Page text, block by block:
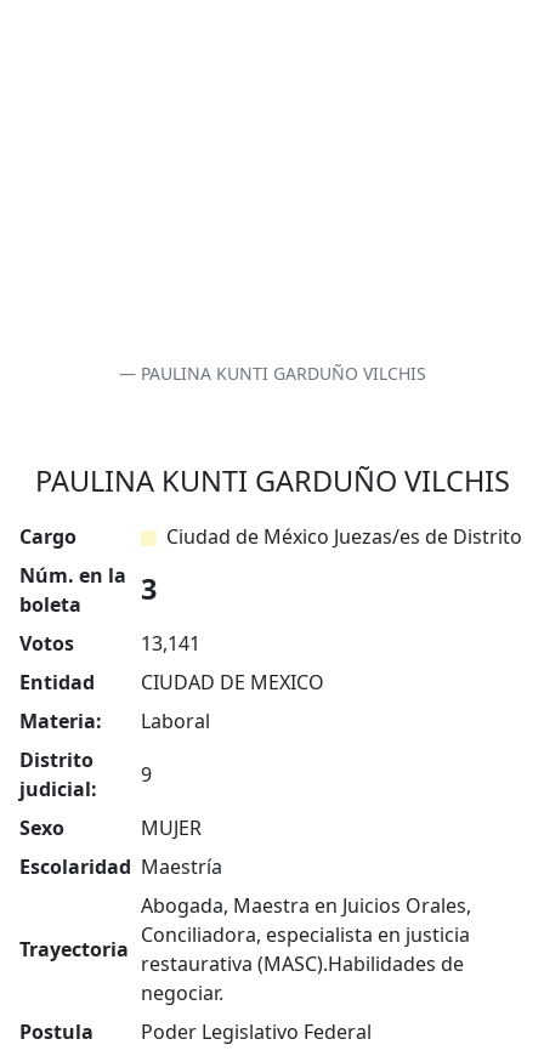
PAULINA KUNTI GARDUÑO VILCHIS
PAULINA KUNTI GARDUÑO VILCHIS
Cargo
Ciudad de México Juezas/es de Distrito
Núm. en la
boleta
3
Votos
13,141
Entidad
CIUDAD DE MEXICO
Materia:
Laboral
Distrito
judicial:
9
Sexo
MUJER
Escolaridad Maestría
Trayectoria
Abogada, Maestra en Juicios Orales,
Conciliadora, especialista en justicia
restaurativa (MASC).Habilidades de
negociar.
Postula
Poder Legislativo Federal